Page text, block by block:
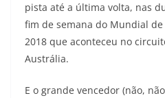
p
p
a
m
o
k
r
pista até a última volta, nas
fim de semana do Mundial de
2018 que aconteceu no
Austrália.
E o grande vencedor (não,